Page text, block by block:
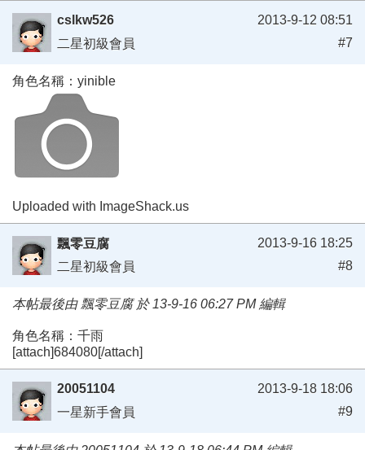
cslkw526
二星初級會員
2013-9-12 08:51
#7
角色名稱：yinible
Uploaded with ImageShack.us
飄零豆腐
二星初級會員
2013-9-16 18:25
#8
本帖最後由 飄零豆腐 於 13-9-16 06:27 PM 編輯
角色名稱：千雨
[attach]684080[/attach]
20051104
一星新手會員
2013-9-18 18:06
#9